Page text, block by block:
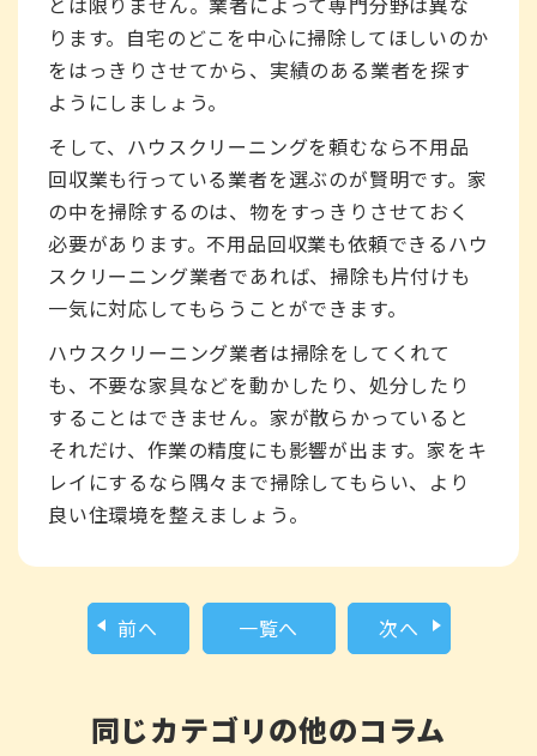
ります。自宅のどこを中心に掃除してほしいのか
をはっきりさせてから、実績のある業者を探す
ようにしましょう。
そして、ハウスクリーニングを頼むなら不用品
回収業も行っている業者を選ぶのが賢明です。家
の中を掃除するのは、物をすっきりさせておく
必要があります。不用品回収業も依頼できるハウ
スクリーニング業者であれば、掃除も片付けも
一気に対応してもらうことができます。
ハウスクリーニング業者は掃除をしてくれて
も、不要な家具などを動かしたり、処分したり
することはできません。家が散らかっていると
それだけ、作業の精度にも影響が出ます。家をキ
レイにするなら隅々まで掃除してもらい、より
良い住環境を整えましょう。
前へ 一覧へ 次へ
同じカテゴリの他のコラム